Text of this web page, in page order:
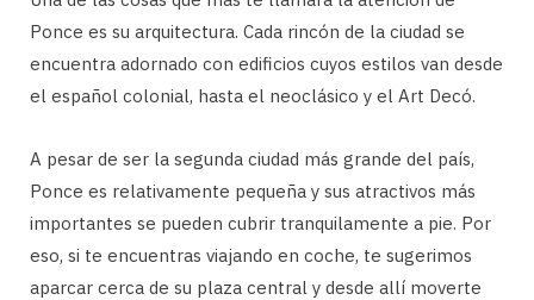
Ponce es su arquitectura. Cada rincón de la ciudad se
encuentra adornado con edificios cuyos estilos van desde
el español colonial, hasta el neoclásico y el Art Decó.
A pesar de ser la segunda ciudad más grande del país,
Ponce es relativamente pequeña y sus atractivos más
importantes se pueden cubrir tranquilamente a pie. Por
eso, si te encuentras viajando en coche, te sugerimos
aparcar cerca de su plaza central y desde allí moverte